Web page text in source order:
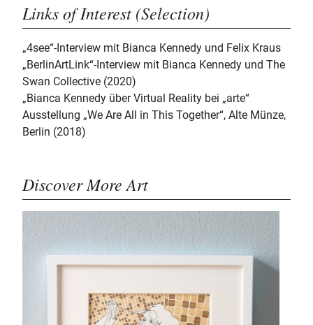
Links of Interest (Selection)
„4see“-Interview mit Bianca Kennedy und Felix Kraus
„BerlinArtLink“-Interview mit Bianca Kennedy und The
Swan Collective (2020)
„Bianca Kennedy über Virtual Reality bei „arte“
Ausstellung „We Are All in This Together“, Alte Münze,
Berlin (2018)
Discover More Art